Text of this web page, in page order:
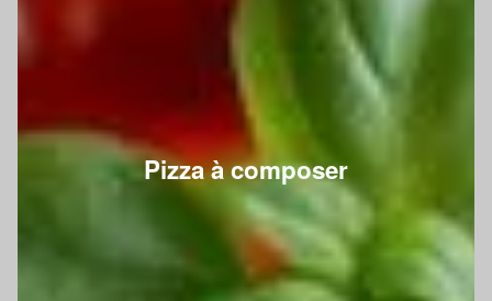
Pizza à composer